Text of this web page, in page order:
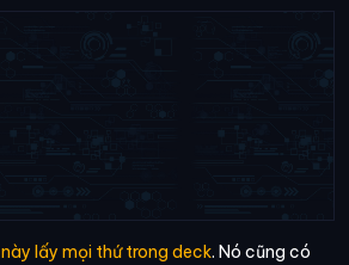
lấy mọi thứ trong deck. Nó cũng có